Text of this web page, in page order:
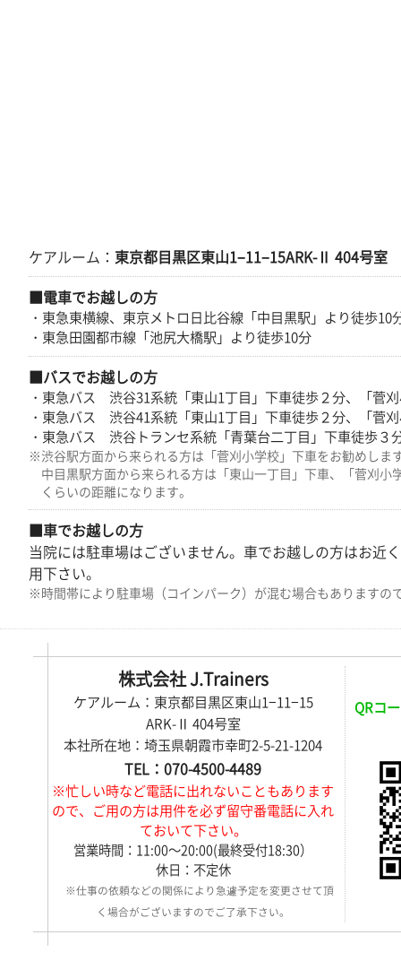
ケアルーム： 東京都目黒区東山1−11−15ARK-Ⅱ 404号室
■電車でお越しの方
・東急東横線、東京メトロ日比谷線「中目黒駅」より徒歩10
・東急田園都市線「池尻大橋駅」より徒歩10分
■バスでお越しの方
・東急バス 渋谷31系統「東山1丁目」下車徒歩２分、「菅
・東急バス 渋谷41系統「東山1丁目」下車徒歩２分、「菅
・東急バス 渋谷トランセ系統「青葉台二丁目」下車徒歩３
※渋谷駅方面から来られる方は「菅刈小学校」下車をお勧めしま
中目黒駅方面から来られる方は「東山一丁目」下車、「菅刈小
くらいの距離になります。
■車でお越しの方
当院には駐車場はございません。車でお越しの方はお近
用下さい。
※時間帯により駐車場（コインパーク）が混む場合もありますの
株式会社 J.Trainers
ケアルーム：東京都目黒区東山1−11−15
ARK-Ⅱ 404号室
本社所在地：埼玉県朝霞市幸町2-5-21-1204
TEL：070-4500-4489
※忙しい時など電話に出れないこともあります
ので、ご用の方は用件を必ず留守番電話に入れ
ておいて下さい。
営業時間：11:00～20:00(最終受付18:30）
休日：不定休
※仕事の依頼などの関係により急遽予定を変更させて頂
く場合がございますのでご了承下さい。
QRコ